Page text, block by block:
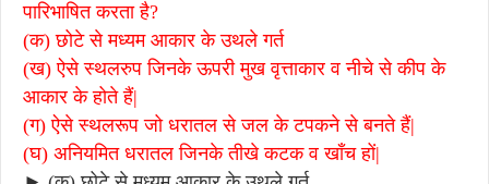
पारिभाषित करता है?
(क) छोटे से मध्यम आकार के उथले गर्त
(ख) ऐसे स्थलरुप जिनके ऊपरी मुख वृत्ताकार व नीचे से कीप के
आकार के होते हैं|
(ग) ऐसे स्थलरूप जो धरातल से जल के टपकने से बनते हैं|
(घ) अनियमित धरातल जिनके तीखे कटक व खाँच हों|